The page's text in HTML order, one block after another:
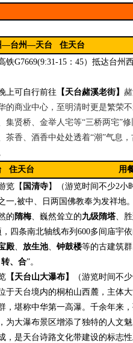
—台州—天台 住天台
铁G7669(9:31-15：45）抵达台州
上可自行前往 【天台赭溪老街】
的商业中心，至明清时更是繁荣
集贤桥、金举人宅等“三桥两宅”
茶香、酒香中处处透着“潮”气息
住天台
用
览 【 国清寺】 （游览时间不少2小
一,被中、日两国佛教奉为发祥地
的隋梅、巍然耸立的九级隋塔、
，四条南北轴线布列600多间庙宇
殿、放生池、钟鼓楼等的古建筑
、合”。
【天台山大瀑布】 （游览时间不
于天台境内的桐柏山西麓，主体
，堪称中华第一高瀑。千余年来
为大瀑布景区增添了独特的人文
，是天台诗路文化带建设的标志